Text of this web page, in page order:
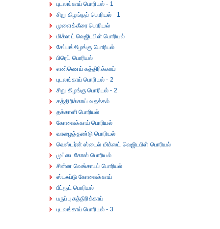
புடலங்காய் பொரியல் - 1
சிறு கிழங்குப் பொரியல் - 1
முளைக்கீரை பொரியல்
மிக்ஸட் வெஜிடபிள் பொரியல்
சேப்பங்கிழங்கு பொரியல்
பிரெட் பொரியல்
எண்ணெய் கத்திரிக்காய்
புடலங்காய் பொரியல் - 2
சிறு கிழங்கு பொரியல் - 2
கத்திரிக்காய் வதக்கல்
தக்காளி பொரியல்
கோவைக்காய் பொரியல்
வாழைத்தண்டு பொரியல்
வெஸ்டர்ன் ஸ்டைல் மிக்ஸட் வெஜிடபிள் பொரியல்
முட்டைகோஸ் பொரியல்
சின்ன வெங்காயப் பொரியல்
ஸ்டஃப்டு கோவைக்காய்
பீட்ரூட் பொரியல்
பருப்பு கத்திரிக்காய்
புடலங்காய் பொரியல் - 3